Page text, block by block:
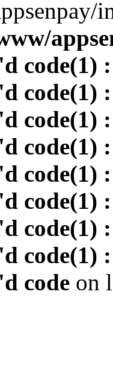
code(1)
code(1)
code(1)
code(1)
code(1)
code(1)
code(1)
code(1)
code on